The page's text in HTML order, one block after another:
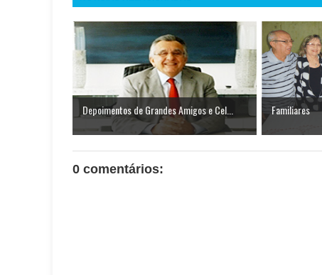
Depoimentos de Grandes Amigos e Cel... Familiares
0 comentários: